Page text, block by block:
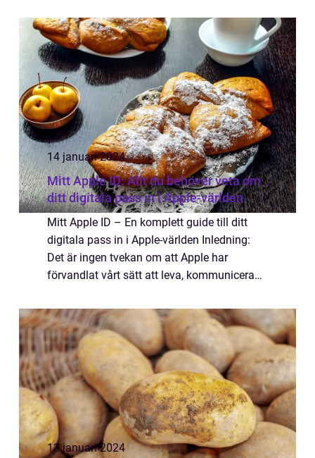
fastnar i en viss inställning. En enkel lösning
på s...
14 januari 2024
Mitt Apple ID: Allt du behöver veta om
ditt digitala pass in i Apple-världen
Mitt Apple ID – En komplett guide till ditt
digitala pass in i Apple-världen Inledning:
Det är ingen tvekan om att Apple har
förvandlat vårt sätt att leva, kommunicera
omfattande Apple-ekosystemet...
13 januari 2024